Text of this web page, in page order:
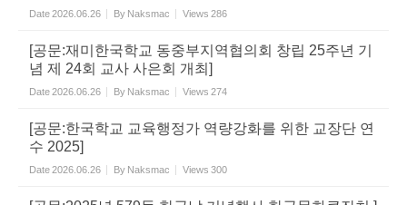
Date2026.06.26 By Naksmac Views 286
[공문:재미한국학교 동중부지역협의회 창립 25주년 기
념 제 24회 교사 사은회 개최]
Date2026.06.26 By Naksmac Views 274
[공문:한국학교 교육행정가 역량강화를 위한 교장단 연
수 2025]
Date2026.06.26 By Naksmac Views 300